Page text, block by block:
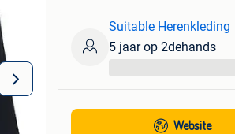
Suitable Herenkleding
5 jaar op 2dehands
Website